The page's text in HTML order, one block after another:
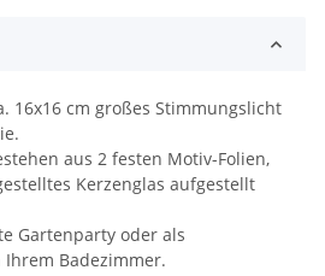
16x16 cm großes Stimmungslicht
aus 2 festen Motiv-Folien,
Kerzenglas aufgestellt
Gartenparty oder als
Badezimmer.